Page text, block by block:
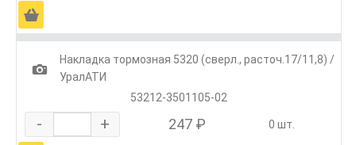
Ä
1
Накладка тормозная 5320 (сверл., расточ.17/11,8) /
УралАТИ
53212-3501105-02
- + 247 ₽ 0 шт.